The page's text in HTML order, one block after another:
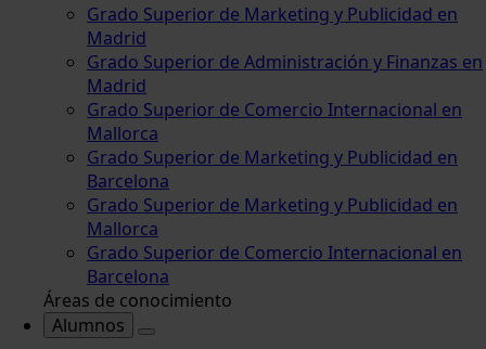
Grado Superior de Marketing y Publicidad en
Madrid
Grado Superior de Administración y Finanzas en
Madrid
Grado Superior de Comercio Internacional en
Mallorca
Grado Superior de Marketing y Publicidad en
Barcelona
Grado Superior de Marketing y Publicidad en
Mallorca
Grado Superior de Comercio Internacional en
Barcelona
Áreas de conocimiento
Alumnos